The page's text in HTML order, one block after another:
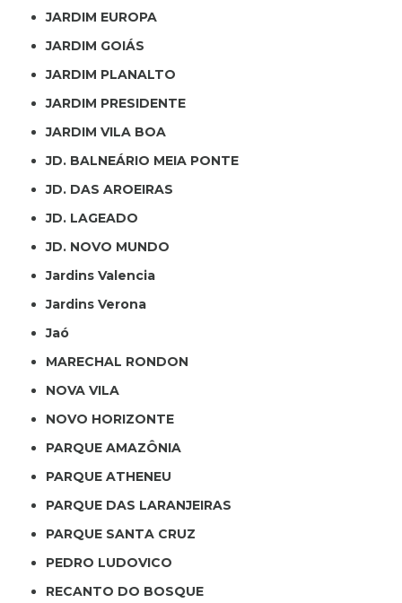
JARDIM EUROPA
JARDIM GOIÁS
JARDIM PLANALTO
JARDIM PRESIDENTE
JARDIM VILA BOA
JD. BALNEÁRIO MEIA PONTE
JD. DAS AROEIRAS
JD. LAGEADO
JD. NOVO MUNDO
Jardins Valencia
Jardins Verona
Jaó
MARECHAL RONDON
NOVA VILA
NOVO HORIZONTE
PARQUE AMAZÔNIA
PARQUE ATHENEU
PARQUE DAS LARANJEIRAS
PARQUE SANTA CRUZ
PEDRO LUDOVICO
RECANTO DO BOSQUE